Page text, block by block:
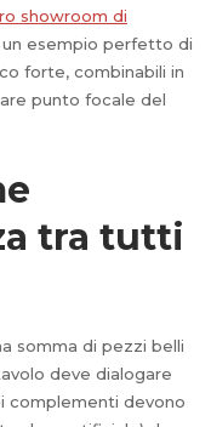
showroom di
esempio perfetto di
forte, combinabili in
punto focale del
tra tutti
somma di pezzi belli
deve dialogare
complementi devono